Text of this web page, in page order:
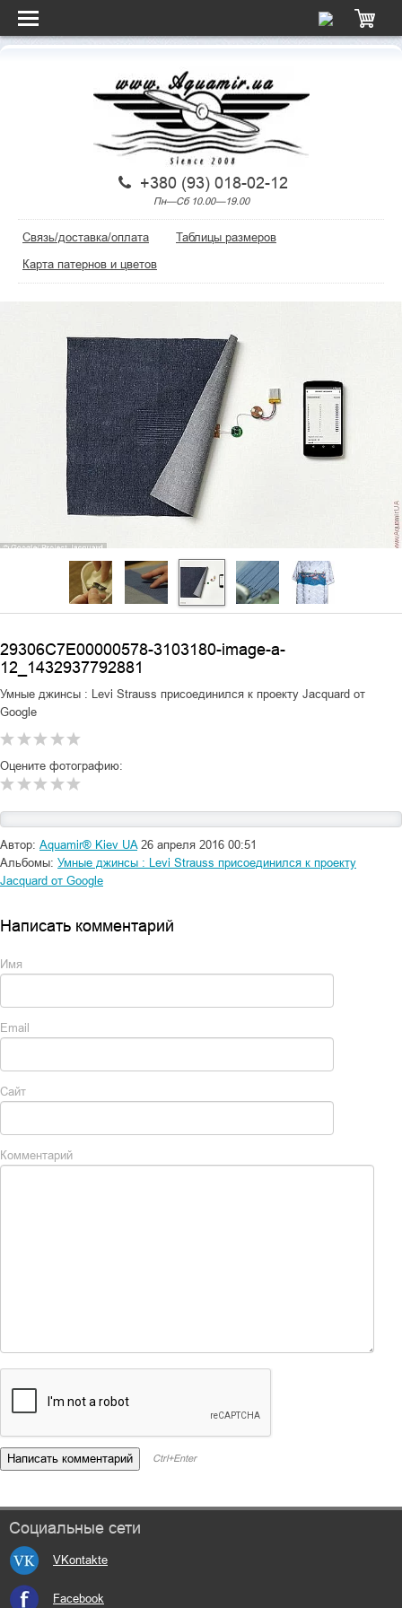
+380 (93) 018-02-12
Пн—Сб 10.00—19.00
Связь/доставка/оплата
Таблицы размеров
Карта патернов и цветов
29306C7E00000578-3103180-image-a-
12_1432937792881
Умные джинсы : Levi Strauss присоединился к проекту Jacquard от
Google
Оцените фотографию:
Автор: Aquamir® Kiev UA26 апреля 2016 00:51
Альбомы: Умные джинсы : Levi Strauss присоединился к проекту
Jacquard от Google
Написать комментарий
Имя
Email
Сайт
Комментарий
Ctrl+Enter
Социальные сети
VKontakte
Facebook